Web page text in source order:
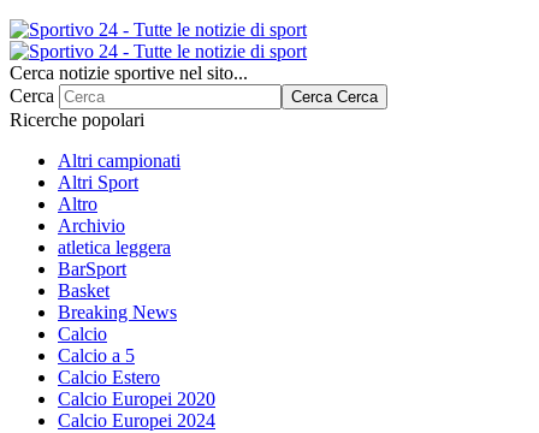
Cerca notizie sportive nel sito...
Cerca
Cerca Cerca
Ricerche popolari
Altri campionati
Altri Sport
Altro
Archivio
atletica leggera
BarSport
Basket
Breaking News
Calcio
Calcio a 5
Calcio Estero
Calcio Europei 2020
Calcio Europei 2024